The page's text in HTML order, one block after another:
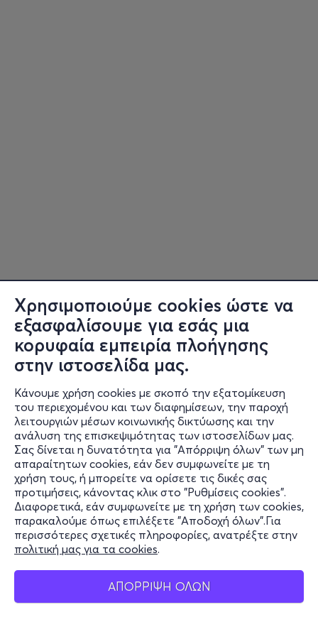
Χρησιμοποιούμε cookies ώστε να
εξασφαλίσουμε για εσάς μια
κορυφαία εμπειρία πλοήγησης
στην ιστοσελίδα μας.
Κάνουμε χρήση cookies με σκοπό την εξατομίκευση
του περιεχομένου και των διαφημίσεων, την παροχή
λειτουργιών μέσων κοινωνικής δικτύωσης και την
ανάλυση της επισκεψιμότητας των ιστοσελίδων μας.
Σας δίνεται η δυνατότητα για "Απόρριψη όλων" των μη
απαραίτητων cookies, εάν δεν συμφωνείτε με τη
χρήση τους, ή μπορείτε να ορίσετε τις δικές σας
προτιμήσεις, κάνοντας κλικ στο "Ρυθμίσεις cookies".
Διαφορετικά, εάν συμφωνείτε με τη χρήση των cookies,
παρακαλούμε όπως επιλέξετε "Αποδοχή όλων".Για
περισσότερες σχετικές πληροφορίες, ανατρέξτε στην
πολιτική μας για τα cookies.
ΑΠΟΡΡΙΨΗ ΟΛΩΝ
Φυσικά σημεία
Πληροφορίες
Υποστήριξη
Stay Connected
Mobile app